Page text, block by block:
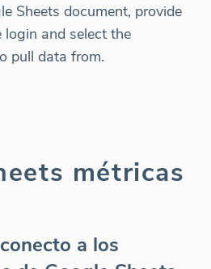
Sheets document, provide
and select the
pull data from.
métricas
a los